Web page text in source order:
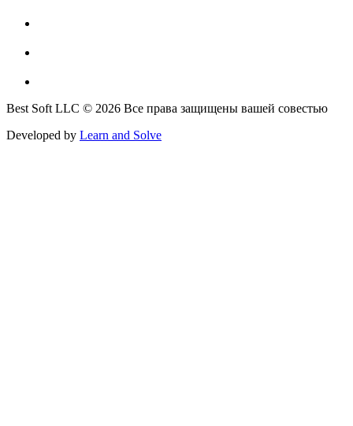
Best Soft LLC © 2026 Все права защищены вашей совестью
Developed by Learn and Solve